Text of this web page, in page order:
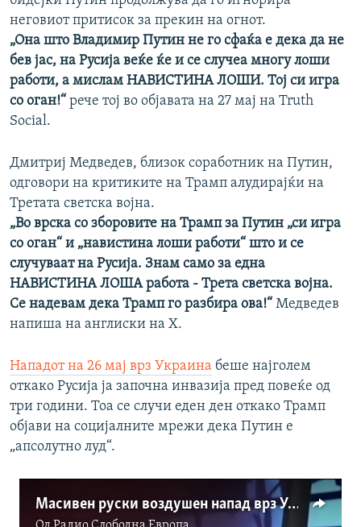
неговиот притисок за прекин на огнот.
„Она што Владимир Путин не го сфаќа е дека да не
бев јас, на Русија веќе ќе и се случеа многу лоши
работи, а мислам НАВИСТИНА ЛОШИ. Тој си игра
со оган!“ рече тој во објавата на 27 мај на Truth
Social.
Дмитриј Медведев, близок соработник на Путин,
одговори на критиките на Трамп алудирајќи на
Третата светска војна.
„Во врска со зборовите на Трамп за Путин „си игра
со оган“ и „навистина лоши работи“ што и се
случуваат на Русија. Знам само за една
НАВИСТИНА ЛОША работа - Трета светска војна.
Се надевам дека Трамп го разбира ова!“ Медведев
напиша на англиски на Х.
Нападот на 26 мај врз Украина беше најголем
откако Русија ја започна инвазија пред повеќе од
три години. Тоа се случи еден ден откако Трамп
објави на социјалните мрежи дека Путин е
„апсолутно луд“.
Масивен руски воздушен напад врз Украина